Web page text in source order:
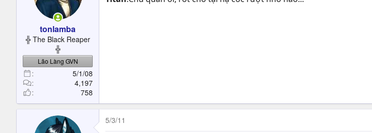
tonlamba
╬ The Black Reaper
╬
Lão Làng GVN
5/1/08
4,197
758
5/3/11